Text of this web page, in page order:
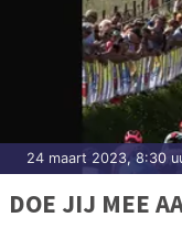
24 maart 2023, 8:30
DOE JIJ MEE